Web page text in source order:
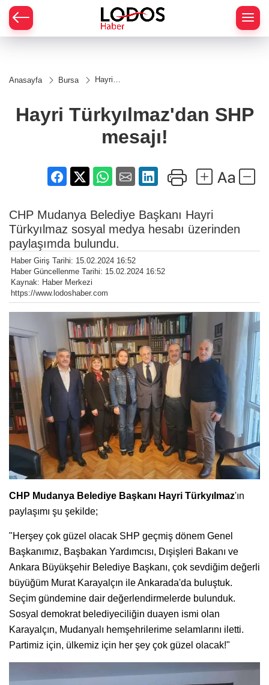
Anasayfa Bursa
Hayri
Hayri Türkyılmaz'dan SHP
mesajı!
CHP Mudanya Belediye Başkanı Hayri
Türkyılmaz sosyal medya hesabı üzerinden
paylaşımda bulundu.
Haber Giriş Tarihi: 15.02.2024 16:52
Haber Güncellenme Tarihi: 15.02.2024 16:52
Kaynak: Haber Merkezi
https://www.lodoshaber.com
CHP Mudanya Belediye Başkanı Hayri Türkyılmaz'ın
paylaşımı şu şekilde;
"Herşey çok güzel olacak SHP geçmiş dönem Genel
Başkanımız, Başbakan Yardımcısı, Dışişleri Bakanı ve
Ankara Büyükşehir Belediye Başkanı, çok sevdiğim değerli
büyüğüm Murat Karayalçın ile Ankarada'da buluştuk.
Seçim gündemine dair değerlendirmelerde bulunduk.
Sosyal demokrat belediyeciliğin duayen ismi olan
Karayalçın, Mudanyalı hemşehrilerime selamlarını iletti.
Partimiz için, ülkemiz için her şey çok güzel olacak!"